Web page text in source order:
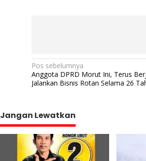
N
a
g
a
s
Pos sebelumnya
Anggota DPRD Morut Ini, Terus
Jalankan Bisnis Rotan Selama 26
Jangan Lewatkan